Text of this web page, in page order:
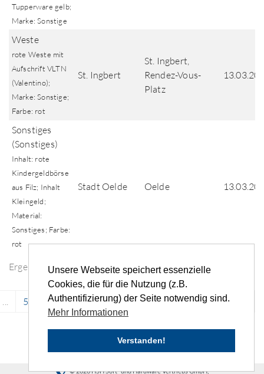
Unsere Webseite speichert essenzielle
Cookies, die für die Nutzung (z.B.
Authentifizierung) der Seite notwendig sind.
Mehr Informationen
Verstanden!
Ergebnisse der Fundsuche
Tupperware gelb;
Marke: Sonstige
Weste
rote Weste mit
Aufschrift VLTN
(Valentino);
Marke: Sonstige;
Farbe: rot
St. Ingbert
St. Ingbert,
Rendez-Vous-
Platz
Sonstiges
(Sonstiges)
Inhalt: rote
Kindergeldbörse
aus Filz; Inhalt
Kleingeld;
Material:
Sonstiges; Farbe:
rot
Stadt Oelde Oelde
... 5174 5175 5176 5177 5178 ... ›
© 2026 HSH Soft- und Hardware Vertriebs GmbH,